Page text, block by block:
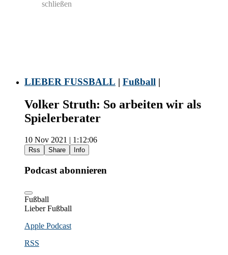
schließen
LIEBER FUSSBALL | Fußball |
Volker Struth: So arbeiten wir als
Spielerberater
10 Nov 2021 | 1:12:06
Rss Share Info
Podcast abonnieren
Fußball
Lieber Fußball
Apple Podcast
RSS